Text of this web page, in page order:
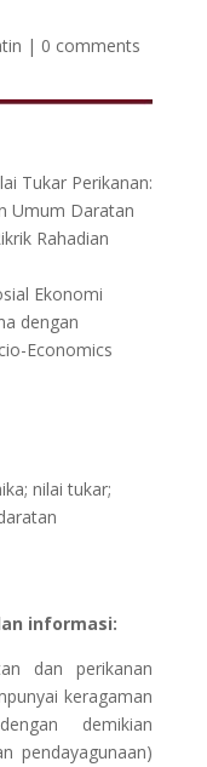
| 0 comments
Tukar Perikanan:
Umum Daratan
Rahadian
Ekonomi
dengan
Economics
nilai tukar;
informasi:
dan perikanan
keragaman
demikian
pendayagunaan)